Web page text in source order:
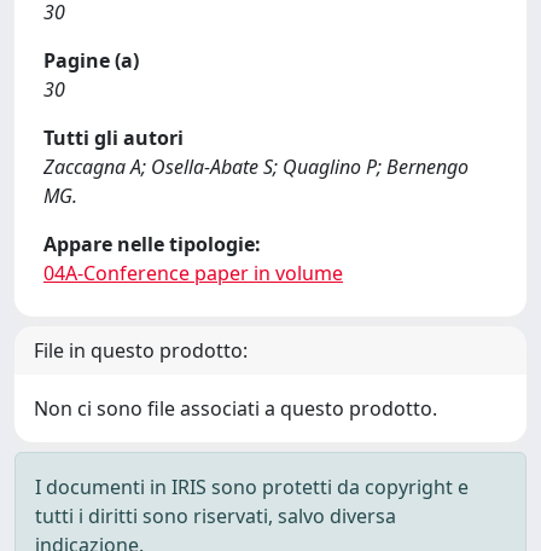
30
Pagine (a)
30
Tutti gli autori
Zaccagna A; Osella-Abate S; Quaglino P; Bernengo
MG.
Appare nelle tipologie:
04A-Conference paper in volume
File in questo prodotto:
Non ci sono file associati a questo prodotto.
I documenti in IRIS sono protetti da copyright e
tutti i diritti sono riservati, salvo diversa
indicazione.